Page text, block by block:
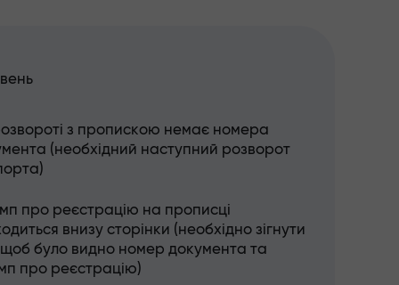
з пропискою немає номера
(необхідний наступний розворот
про реєстрацію на прописці
внизу сторінки (необхідно зігнути
було видно номер документа та
про реєстрацію)